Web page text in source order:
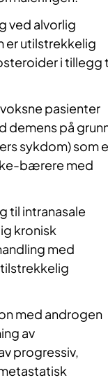
ved alvorlig
er utilstrekkelig
i tillegg
pasienter
demens på
sykdom) som
bærere med
til intranasale
kronisk
med
med androgen
av
progressiv,